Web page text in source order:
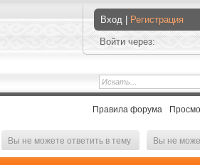
Вход | Регистрация
Войти через:
Правила форума
Вы не
Вы не можете ответить в тему